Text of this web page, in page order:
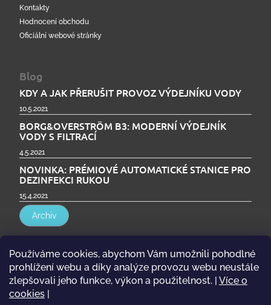
Používáme cookies, abychom Vám umožnili pohodlné
prohlížení webu a díky analýze provozu webu neustále
zlepšovali jeho funkce, výkon a použitelnost. | Více o
cookies |
Kontakty
Hodnocení obchodu
Oficiální webové stránky
Blog
KDY A JAK PŘERUŠIT PROVOZ VÝDEJNÍKU VODY
10.5.2021
BORG&OVERSTRÖM B3: MODERNÍ VÝDEJNÍK
VODY S FILTRACÍ
4.5.2021
NOVINKA: PRÉMIOVÉ AUTOMATICKÉ STANICE PRO
DEZINFEKCI RUKOU
15.4.2021
Archiv
Přijímáme online platby